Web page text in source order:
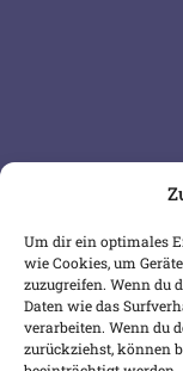
Um dir ein optimales
wie Cookies, um
zuzugreifen. Wenn du
Daten wie das
verarbeiten. Wenn du
zurückziehst, können
SERVICE & INFOS
Warenkorb
Wunschliste
Mein Konto
Versand &